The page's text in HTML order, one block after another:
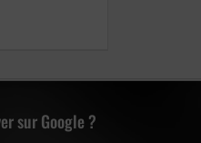
sur Google ?